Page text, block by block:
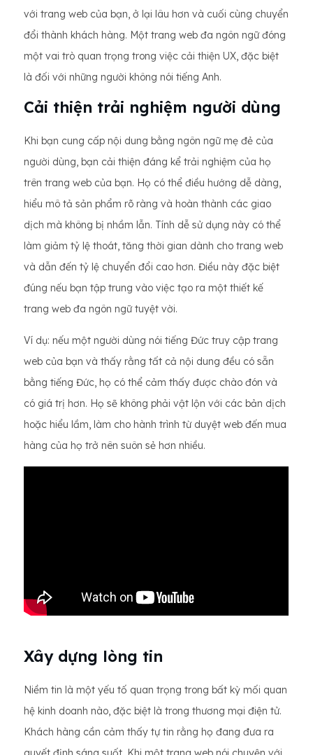
với trang web của bạn, ở lại lâu hơn và cuối cùng chuyển
đổi thành khách hàng. Một trang web đa ngôn ngữ đóng
một vai trò quan trọng trong việc cải thiện UX, đặc biệt
là đối với những người không nói tiếng Anh.
Cải thiện trải nghiệm người dùng
Khi bạn cung cấp nội dung bằng ngôn ngữ mẹ đẻ của
người dùng, bạn cải thiện đáng kể trải nghiệm của họ
trên trang web của bạn. Họ có thể điều hướng dễ dàng,
hiểu mô tả sản phẩm rõ ràng và hoàn thành các giao
dịch mà không bị nhầm lẫn. Tính dễ sử dụng này có thể
làm giảm tỷ lệ thoát, tăng thời gian dành cho trang web
và dẫn đến tỷ lệ chuyển đổi cao hơn. Điều này đặc biệt
đúng nếu bạn tập trung vào việc tạo ra một thiết kế
trang web đa ngôn ngữ tuyệt vời.
Ví dụ: nếu một người dùng nói tiếng Đức truy cập trang
web của bạn và thấy rằng tất cả nội dung đều có sẵn
bằng tiếng Đức, họ có thể cảm thấy được chào đón và
có giá trị hơn. Họ sẽ không phải vật lộn với các bản dịch
hoặc hiểu lầm, làm cho hành trình từ duyệt web đến mua
hàng của họ trở nên suôn sẻ hơn nhiều.
Xây dựng lòng tin
Niềm tin là một yếu tố quan trọng trong bất kỳ mối quan
hệ kinh doanh nào, đặc biệt là trong thương mại điện tử.
Khách hàng cần cảm thấy tự tin rằng họ đang đưa ra